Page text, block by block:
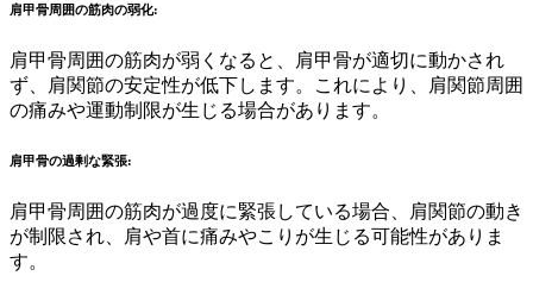
肩甲骨周囲の筋肉の弱化:
肩甲骨周囲の筋肉が弱くなると、肩甲骨が適切に動かされ
ず、肩関節の安定性が低下します。これにより、肩関節周囲
の痛みや運動制限が生じる場合があります。
肩甲骨の過剰な緊張:
肩甲骨周囲の筋肉が過度に緊張している場合、肩関節の動き
が制限され、肩や首に痛みやこりが生じる可能性がありま
す。